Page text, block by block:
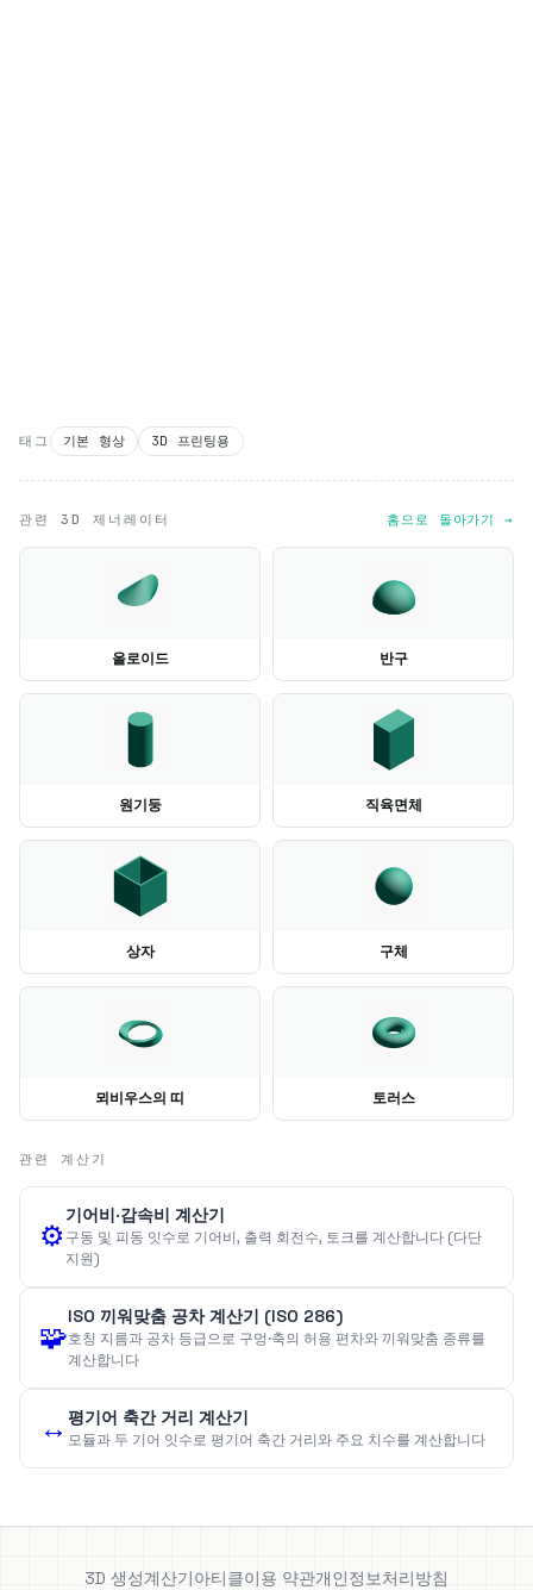
태그 기본 형상 3D 프린팅용
관련 3D 제너레이터 홈으로 돌아가기 →
올로이드 반구
원기둥 직육면체
상자 구체
뫼비우스의 띠 토러스
관련 계산기
⚙️
기어비·감속비 계산기
구동 및 피동 잇수로 기어비, 출력 회전수, 토크를 계산합니다 (다단
지원)
🧩
ISO 끼워맞춤 공차 계산기 (ISO 286)
호칭 지름과 공차 등급으로 구멍·축의 허용 편차와 끼워맞춤 종류를
계산합니다
↔️ 평기어 축간 거리 계산기
모듈과 두 기어 잇수로 평기어 축간 거리와 주요 치수를 계산합니다
3D 생성계산기아티클이용 약관개인정보처리방침